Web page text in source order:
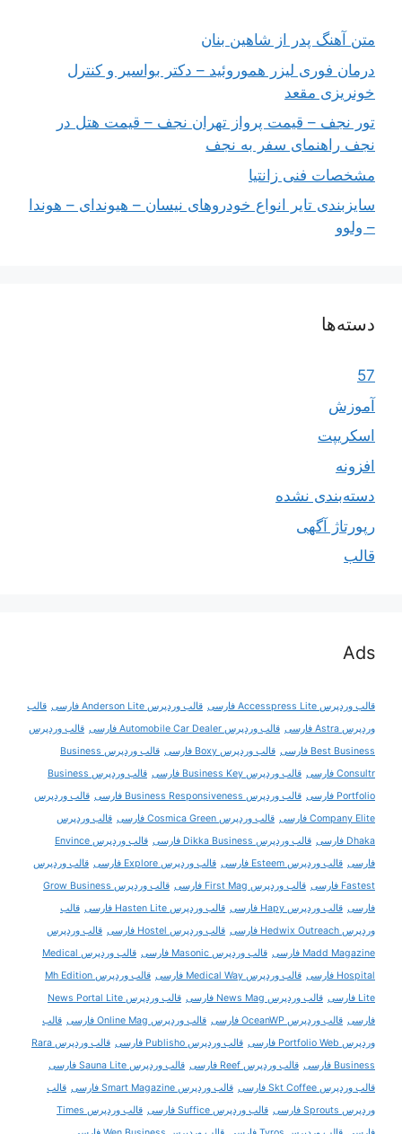
متن آهنگ پدر از شاهین بنان
درمان فوری لیزر هموروئید – دکتر بواسیر و کنترل
خونریزی مقعد
تور نجف – قیمت پرواز تهران نجف – قیمت هتل در
نجف راهنمای سفر به نجف
مشخصات فنی زانتیا
سایزبندی تایر انواع خودروهای نیسان – هیوندای – هوندا
– ولوو
دسته‌ها
57
آموزش
اسکریپت
افزونه
دسته‌بندی نشده
رپورتاژ آگهی
قالب
Ads
قالب وردپرس Accesspress Lite فارسی قالب وردپرس Anderson Lite فارسی
قالب
وردپرس Astra فارسی
قالب وردپرس Automobile Car Dealer فارسی
قالب وردپرس
Best Business فارسی
قالب وردپرس Boxy فارسی
قالب وردپرس Business
Consultr فارسی
قالب وردپرس Business Key فارسی
قالب وردپرس Business
Portfolio فارسی
قالب وردپرس Business Responsiveness فارسی
قالب وردپرس
Company Elite فارسی
قالب وردپرس Cosmica Green فارسی
قالب وردپرس
Dhaka فارسی
قالب وردپرس Dikka Business فارسی
قالب وردپرس Envince
فارسی قالب وردپرس Esteem فارسی قالب وردپرس Explore فارسی
قالب وردپرس
Fastest فارسی
قالب وردپرس First Mag فارسی
قالب وردپرس Grow Business
فارسی قالب وردپرس Hapy فارسی قالب وردپرس Hasten Lite فارسی
قالب
وردپرس Hedwix Outreach فارسی
قالب وردپرس Hostel فارسی
قالب وردپرس
Madd Magazine فارسی
قالب وردپرس Masonic فارسی
قالب وردپرس Medical
Hospital فارسی
قالب وردپرس Medical Way فارسی
قالب وردپرس Mh Edition
Lite فارسی
قالب وردپرس News Mag فارسی
قالب وردپرس News Portal Lite
فارسی قالب وردپرس OceanWP فارسی قالب وردپرس Online Mag فارسی
قالب
وردپرس Portfolio Web فارسی
قالب وردپرس Publisho فارسی
قالب وردپرس Rara
Business فارسی
قالب وردپرس Reef فارسی
قالب وردپرس Sauna Lite فارسی
قالب وردپرس Skt Coffee فارسی
قالب وردپرس Smart Magazine فارسی
قالب
وردپرس Sprouts فارسی
قالب وردپرس Suffice فارسی
قالب وردپرس Times